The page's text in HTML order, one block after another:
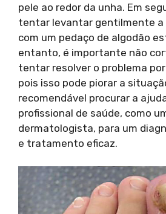
pele ao redor da unha. Em
tentar levantar gentilmente a
com um pedaço de algodão
entanto, é importante não
tentar resolver o problema
pois isso pode piorar a
recomendável procurar a
profissional de saúde, como
dermatologista, para um
e tratamento eficaz.